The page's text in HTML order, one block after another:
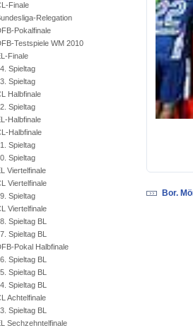
Finale
Relegation
Pokalfinale
Testspiele WM 2010
Finale
Spieltag
Spieltag
Halbfinale
Spieltag
Halbfinale
Halbfinale
Spieltag
Spieltag
Viertelfinale
Viertelfinale
Spieltag
Viertelfinale
Spieltag BL
Spieltag BL
Pokal Halbfinale
Spieltag BL
Spieltag BL
Spieltag BL
Achtelfinale
Spieltag BL
Sechzehntelfinale
Bor.